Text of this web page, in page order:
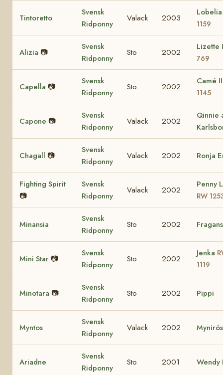
Tintoretto
Svensk
Ridponny
Valack 2003
1159
Alizia 📷
Svensk
Ridponny
Sto 2002
Lizette
769
Capella 📷
Svensk
Ridponny
Sto 2002
Camé
1145
Capone 📷
Svensk
Ridponny
Valack 2002
Qinnie
Chagall 📷
Svensk
Ridponny
Valack 2002 Ronja
Fighting Spirit
📷
Svensk
Ridponny
Valack 2002
Penny
RW
Minansia
Svensk
Ridponny
Sto 2002
Mini Star 📷
Svensk
Ridponny
Sto 2002
Jenka
1119
Minotara 📷
Svensk
Ridponny
Sto 2002 Pippi
Myntos
Svensk
Ridponny
Valack 2002
Ariadne
Svensk
Ridponny
Sto 2001 Wendy